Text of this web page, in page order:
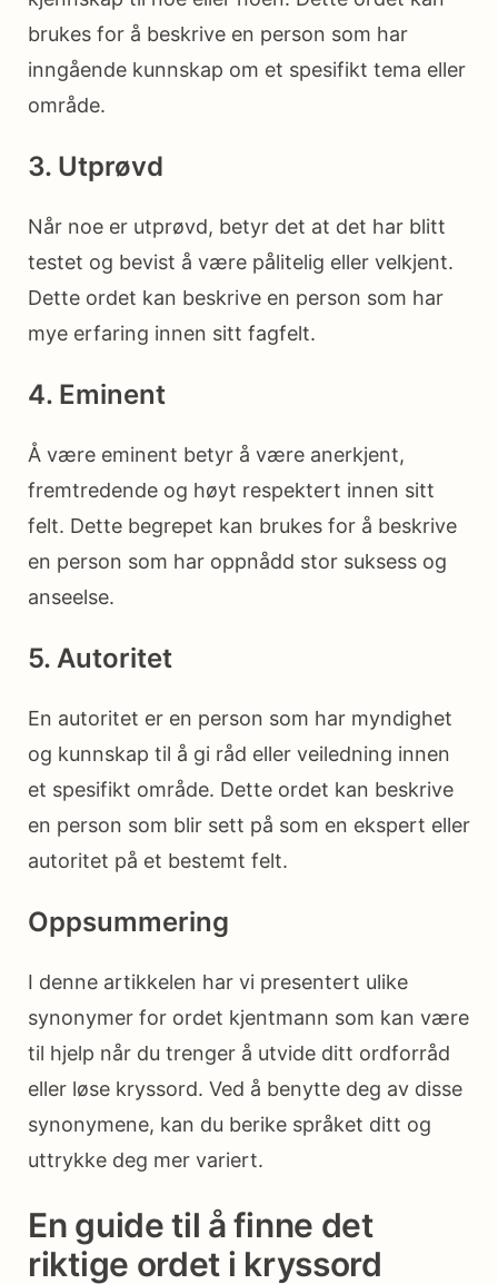
brukes for å beskrive en person som har
inngående kunnskap om et spesifikt tema eller
område.
3. Utprøvd
Når noe er utprøvd, betyr det at det har blitt
testet og bevist å være pålitelig eller velkjent.
Dette ordet kan beskrive en person som har
mye erfaring innen sitt fagfelt.
4. Eminent
Å være eminent betyr å være anerkjent,
fremtredende og høyt respektert innen sitt
felt. Dette begrepet kan brukes for å beskrive
en person som har oppnådd stor suksess og
anseelse.
5. Autoritet
En autoritet er en person som har myndighet
og kunnskap til å gi råd eller veiledning innen
et spesifikt område. Dette ordet kan beskrive
en person som blir sett på som en ekspert eller
autoritet på et bestemt felt.
Oppsummering
I denne artikkelen har vi presentert ulike
synonymer for ordet kjentmann som kan være
til hjelp når du trenger å utvide ditt ordforråd
eller løse kryssord. Ved å benytte deg av disse
synonymene, kan du berike språket ditt og
uttrykke deg mer variert.
En guide til å finne det
riktige ordet i kryssord